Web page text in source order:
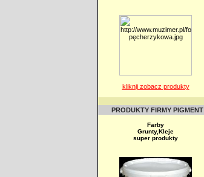
kliknij zobacz produkty
PRODUKTY FIRMY PIGMENT
Farby
Grunty,Kleje
super produkty